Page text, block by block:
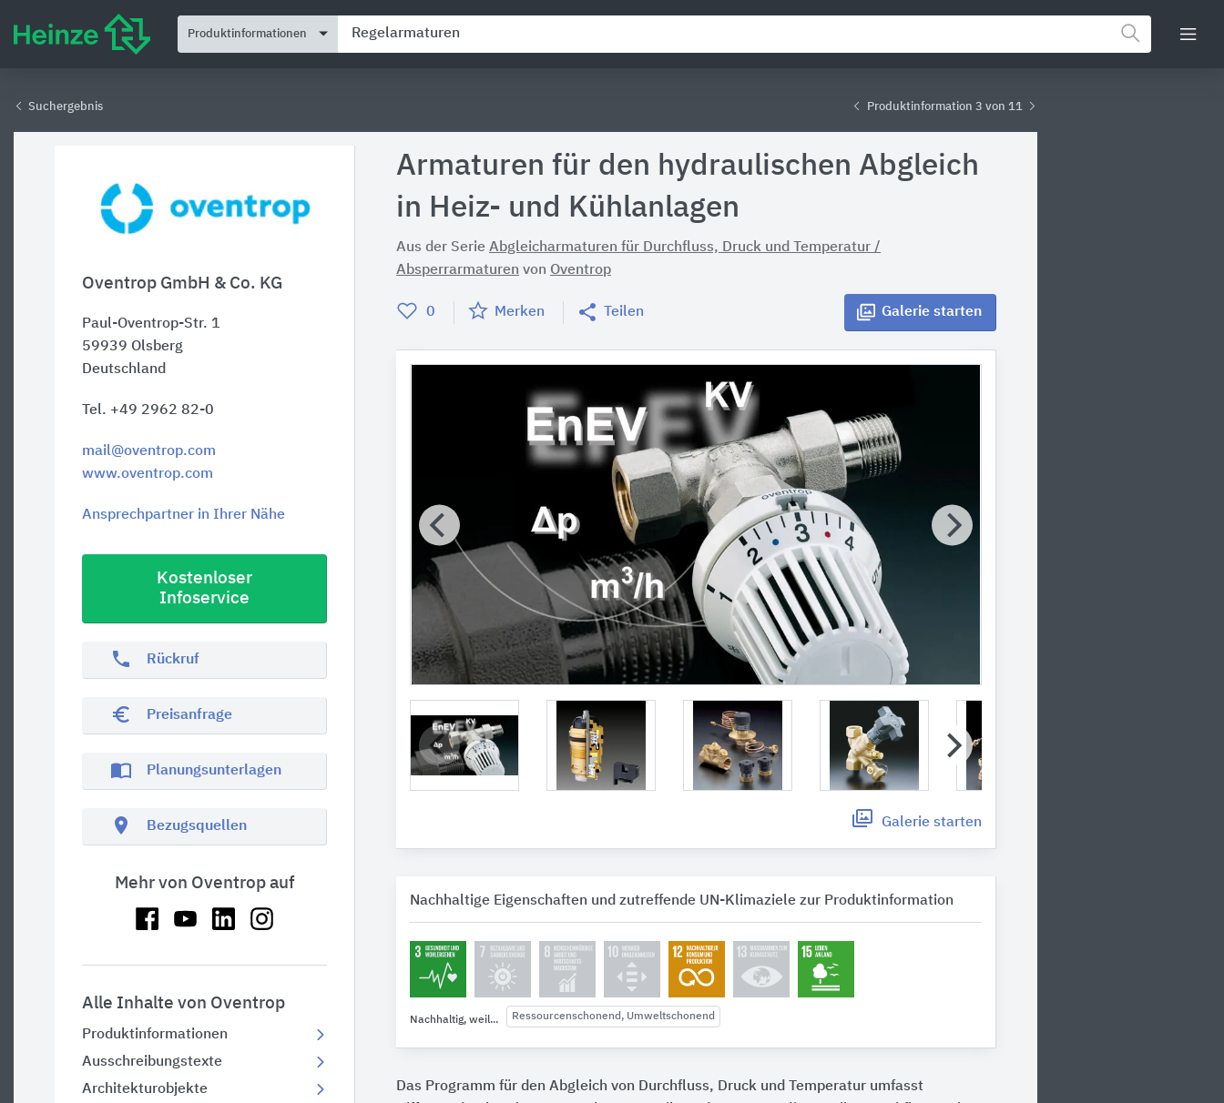
Produktinformationen
Suchergebnis Produktinformation 3 von 11
Oventrop GmbH & Co. KG
Paul-Oventrop-Str. 1
59939 Olsberg
Deutschland
Tel. +49 2962 82-0
mail@oventrop.com
www.oventrop.com
Ansprechpartner in Ihrer Nähe
Kostenloser
Infoservice
phone Rückruf
euro_symbol Preisanfrage
import_contacts Planungsunterlagen
location_on Bezugsquellen
Mehr von Oventrop auf
Alle Inhalte von Oventrop
Produktinformationen
Ausschreibungstexte
Architekturobjekte
Armaturen für den hydraulischen Abgleich
in Heiz- und Kühlanlagen
Aus der Serie Abgleicharmaturen für Durchfluss, Druck und Temperatur /
Absperrarmaturen von Oventrop
0 Merken Teilen Galerie starten
Galerie starten
Nachhaltige Eigenschaften und zutreffende UN-Klimaziele zur Produktinformation
Nachhaltig, weil... Ressourcenschonend, Umweltschonend
Das Programm für den Abgleich von Durchfluss, Druck und Temperatur umfasst